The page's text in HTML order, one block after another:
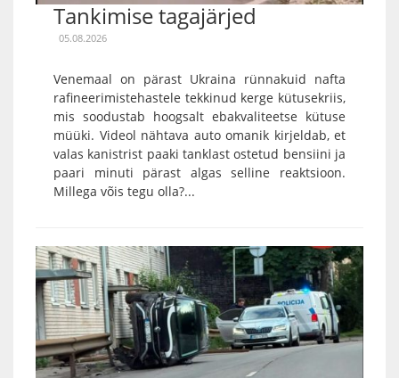
Tankimise tagajärjed
05.08.2026
Venemaal on pärast Ukraina rünnakuid nafta
rafineerimistehastele tekkinud kerge kütusekriis,
mis soodustab hoogsalt ebakvaliteetse kütuse
müüki. Videol nähtava auto omanik kirjeldab, et
valas kanistrist paaki tanklast ostetud bensiini ja
paari minuti pärast algas selline reaktsioon.
Millega võis tegu olla?...